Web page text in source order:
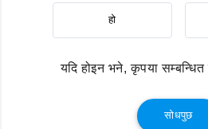
हो
यदि होइन भने, कृपया
सोधपुछ